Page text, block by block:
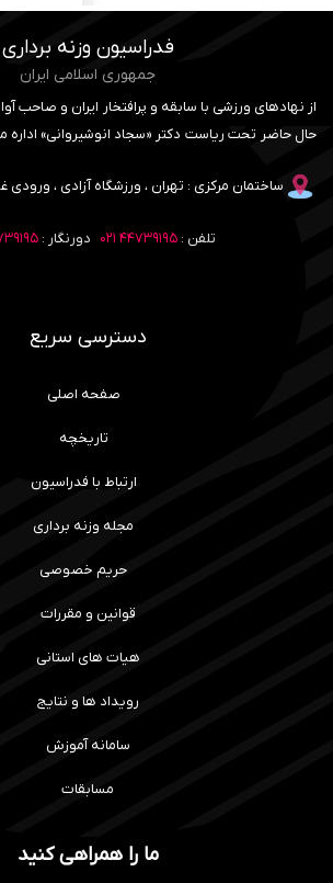
فدراسیون وزنه برداری
جمهوری اسلامی ایران
از نهادهای ورزشی با سابقه و پرافتخار ایران و صاحب
حال حاضر تحت ریاست دکتر «سجاد انوشیروانی» اداره
ساختمان مرکزی : تهران ، ورزشگاه آزادی ، ورودی
تلفن :۴۴۷۳۹۱۹۵ ۰۲۱ دورنگار :
دسترسی سریع
صفحه اصلی
تاریخچه
ارتباط با فدراسیون
مجله وزنه برداری
حریم خصوصی
قوانین و مقررات
هیات های استانی
رویداد ها و نتایج
سامانه آموزش
مسابقات
ما را همراهی کنید